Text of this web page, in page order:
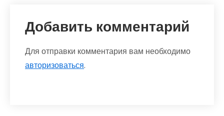
Добавить комментарий
Для отправки комментария вам необходимо
авторизоваться.